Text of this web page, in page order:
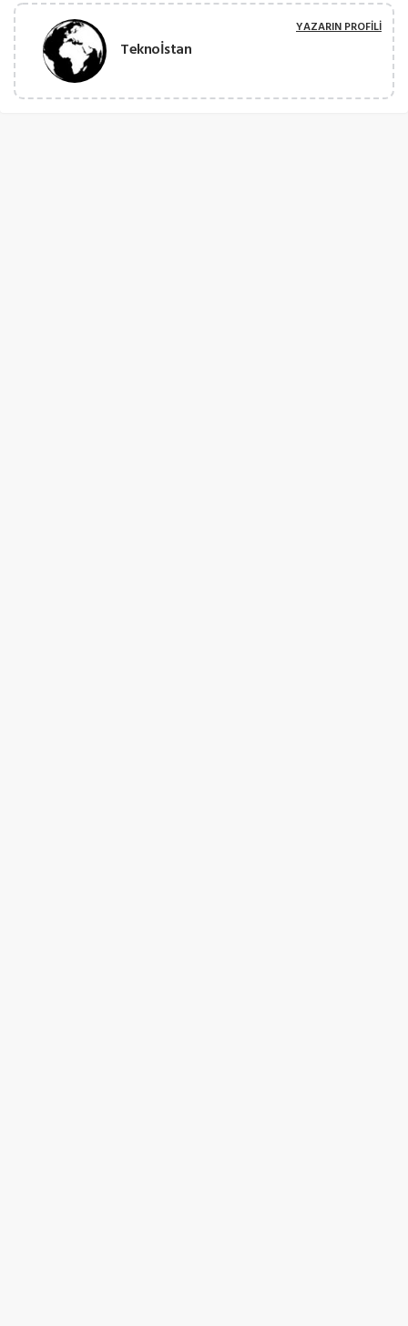
Teknoİstan
YAZARIN PROFILI